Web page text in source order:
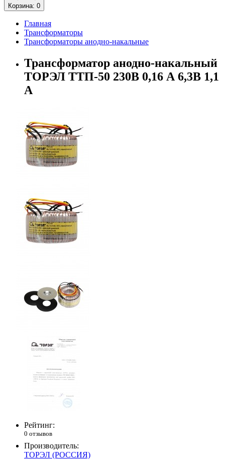
Корзина: 0
Главная
Трансформаторы
Трансформаторы анодно-накальные
Трансформатор анодно-накальный
ТОРЭЛ ТТП-50 230В 0,16 А 6,3В 1,1
А
Рейтинг:
0 отзывов
Производитель:
ТОРЭЛ (РОССИЯ)